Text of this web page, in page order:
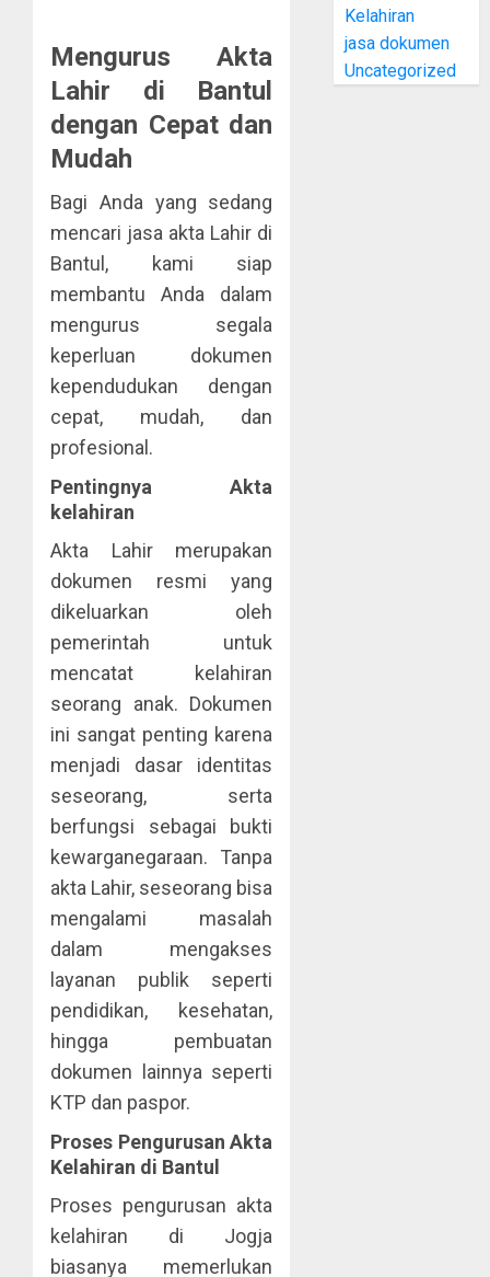
Mengurus Akta
Lahir di Bantul
dengan Cepat dan
Mudah
Bagi Anda yang sedang
mencari jasa akta Lahir di
Bantul, kami siap
membantu Anda dalam
mengurus segala
keperluan dokumen
kependudukan dengan
cepat, mudah, dan
profesional.
Pentingnya Akta
kelahiran
Akta Lahir merupakan
dokumen resmi yang
dikeluarkan oleh
pemerintah untuk
mencatat kelahiran
seorang anak. Dokumen
ini sangat penting karena
menjadi dasar identitas
seseorang, serta
berfungsi sebagai bukti
kewarganegaraan. Tanpa
akta Lahir, seseorang bisa
mengalami masalah
dalam mengakses
layanan publik seperti
pendidikan, kesehatan,
hingga pembuatan
dokumen lainnya seperti
KTP dan paspor.
Proses Pengurusan Akta
Kelahiran di Bantul
Proses pengurusan akta
kelahiran di Jogja
biasanya memerlukan
Kelahiran
jasa dokumen
Uncategorized